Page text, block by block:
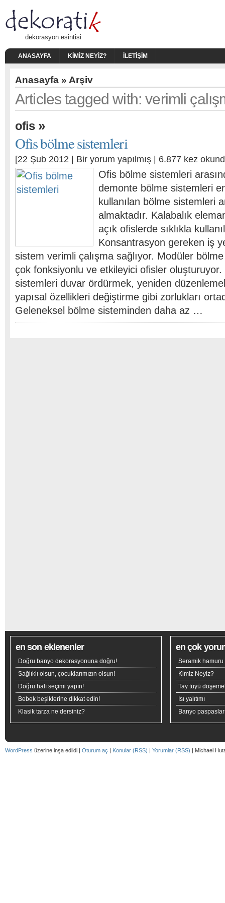
dekorasyon esintisi
ANASAYFA KIMIZ NEYIZ? İLETIŞIM
Anasayfa » Arşiv
Articles tagged with: verimli
ofis»
Ofis bölme sistemleri
[22 Şub 2012 | Bir yorum yapılmış | 6.877 kez
Ofis bölme sistemleri
demonte bölme sistemleri
kullanılan bölme sistemleri
almaktadır. Kalabalık
açık ofislerde sıklıkla
Konsantrasyon gereken iş
sistem verimli çalışma sağlıyor. Modüler
çok fonksiyonlu ve etkileyici ofisler
sistemleri duvar ördürmek, yeniden
yapısal özellikleri değiştirme gibi zorlukları
Geleneksel bölme sisteminden daha az …
en son eklenenler
Doğru banyo dekorasyonuna doğru!
Sağlıklı olsun, çocuklarımızın olsun!
Doğru halı seçimi yapın!
Bebek beşiklerine dikkat edin!
Klasik tarza ne dersiniz?
en çok
Seramik hamuru
Kimiz Neyiz?
Tay tüyü
Isı yalıtımı
Banyo
WordPress üzerine inşa edildi | Oturum aç | Konular (RSS) | Yorumlar (RSS) | Michael